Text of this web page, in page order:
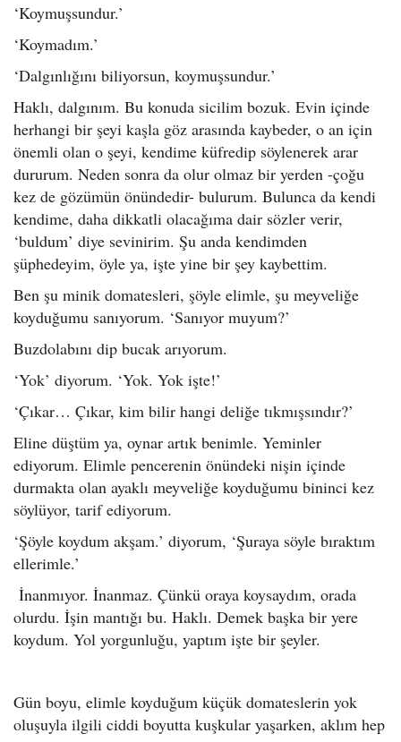
‘Koymuşsundur.’
‘Koymadım.’
‘Dalgınlığını biliyorsun, koymuşsundur.’
Haklı, dalgınım. Bu konuda sicilim bozuk. Evin içinde
herhangi bir şeyi kaşla göz arasında kaybeder, o an için
önemli olan o şeyi, kendime küfredip söylenerek arar
dururum. Neden sonra da olur olmaz bir yerden -çoğu
kez de gözümün önündedir- bulurum. Bulunca da kendi
kendime, daha dikkatli olacağıma dair sözler verir,
‘buldum’ diye sevinirim. Şu anda kendimden
şüphedeyim, öyle ya, işte yine bir şey kaybettim.
Ben şu minik domatesleri, şöyle elimle, şu meyveliğe
koyduğumu sanıyorum. ‘Sanıyor muyum?’
Buzdolabını dip bucak arıyorum.
‘Yok’ diyorum. ‘Yok. Yok işte!’
‘Çıkar… Çıkar, kim bilir hangi deliğe tıkmışsındır?’
Eline düştüm ya, oynar artık benimle. Yeminler
ediyorum. Elimle pencerenin önündeki nişin içinde
durmakta olan ayaklı meyveliğe koyduğumu bininci kez
söylüyor, tarif ediyorum.
‘Şöyle koydum akşam.’ diyorum, ‘Şuraya söyle bıraktım
ellerimle.’
İnanmıyor. İnanmaz. Çünkü oraya koysaydım, orada
olurdu. İşin mantığı bu. Haklı. Demek başka bir yere
koydum. Yol yorgunluğu, yaptım işte bir şeyler.
Gün boyu, elimle koyduğum küçük domateslerin yok
oluşuyla ilgili ciddi boyutta kuşkular yaşarken, aklım hep